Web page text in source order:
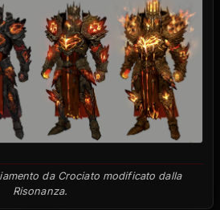
da Crociato modificato dalla
Risonanza.